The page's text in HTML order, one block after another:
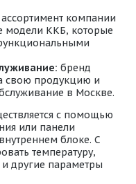
ассортимент компании
модели ККБ, которые
бренд
свою продукцию и
в Москве.
с помощью
или панели
блоке. С
температуру,
другие параметры